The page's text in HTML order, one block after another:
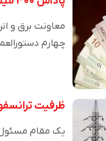
معاونت برق و
چهارم
ظرفیت
یک مقام مسئول